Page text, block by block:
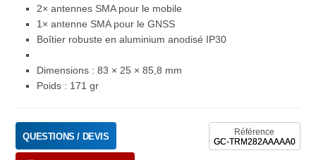
2× antennes SMA pour le mobile
1× antenne SMA pour le GNSS
Boîtier robuste en aluminium anodisé IP30
Dimensions : 83 × 25 × 85,8 mm
Poids : 171 gr
Référence
GC-TRM282AAAAA0
QUESTIONS / DEVIS